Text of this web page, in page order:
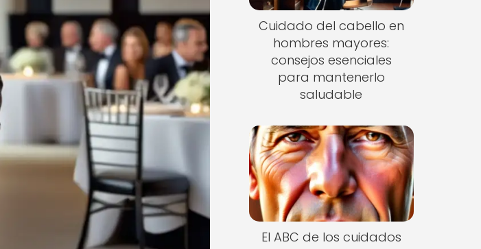
Cuidado del cabello en
hombres mayores:
consejos esenciales
para mantenerlo
saludable
El ABC de los cuidados